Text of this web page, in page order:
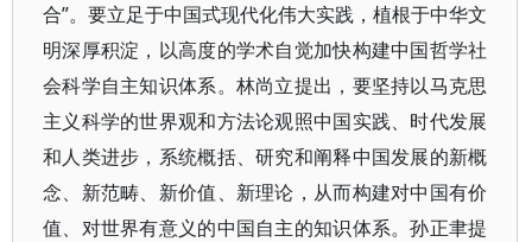
合”。要立足于中国式现代化伟大实践，植根于中华文
明深厚积淀，以高度的学术自觉加快构建中国哲学社
会科学自主知识体系。林尚立提出，要坚持以马克思
主义科学的世界观和方法论观照中国实践、时代发展
和人类进步，系统概括、研究和阐释中国发展的新概
念、新范畴、新价值、新理论，从而构建对中国有价
值、对世界有意义的中国自主的知识体系。孙正聿提